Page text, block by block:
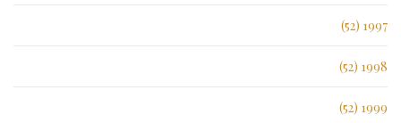
1997 (52)
1998 (52)
1999 (52)